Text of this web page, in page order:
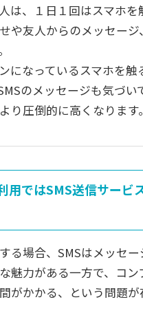
は、１日１回はスマホを
や友人からのメッセージ
になっているスマホを触
のメッセージも気づい
り圧倒的に高くなります。
用ではSMS送信サービ
る場合、SMSはメッセ
魅力がある一方で、コン
がかかる、という問題が